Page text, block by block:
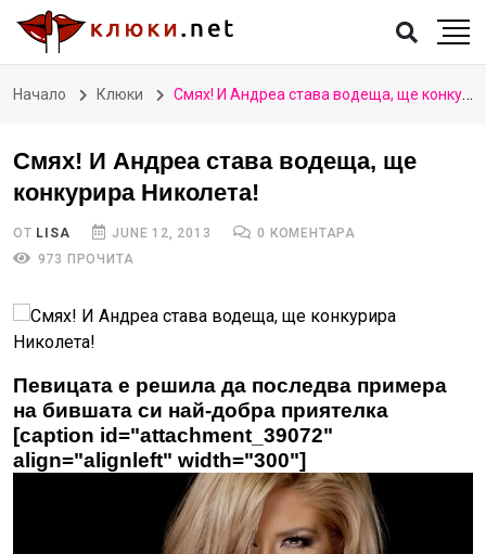
Начало Клюки Смях! И Андреа става водеща, ще конкурира Николета!
Смях! И Андреа става водеща, ще
конкурира Николета!
ОТ LISA JUNE 12, 2013
0 КОМЕНТАРА
973 ПРОЧИТА
Певицата е решила да последва примера
на бившата си най-добра приятелка
[caption id="attachment_39072"
align="alignleft" width="300"]